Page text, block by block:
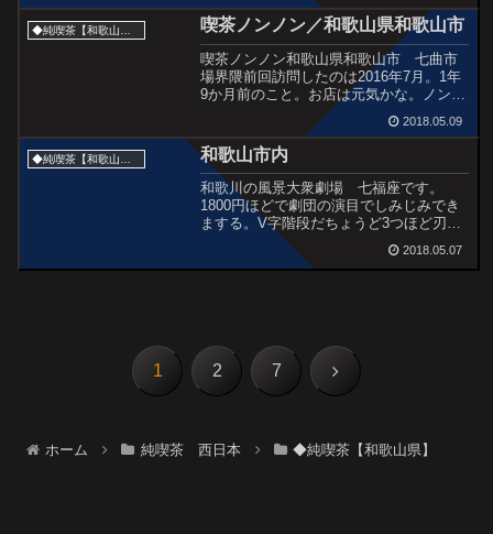
喫茶ノンノン／和歌山県和歌山市
喫茶ノンノン和歌山県和歌山市 七曲市
場界隈前回訪問したのは2016年7月。1年
9か月前のこと。お店は元気かな。ノンノ
ンという名前はご主人の愛称から。この
前来た時は、あっつい日。喉カラカラだ
ったんでアイスコーヒーのもうとしたら
｢今日は冷たい物...
2018.05.09
和歌山市内
和歌川の風景大衆劇場 七福座です。
1800円ほどで劇団の演目でしみじみでき
まする。V字階段だちょうど3つほど刃物
とぎに出そうと思ってたんで、目にとま
った看板。COFFEE MONさん。ちなみに
下は4年前。下はそのさらに2年前。あ、
2018.05.07
1 2 7 次
ホーム 純喫茶 西日本 ◆純喫茶【和歌山県】